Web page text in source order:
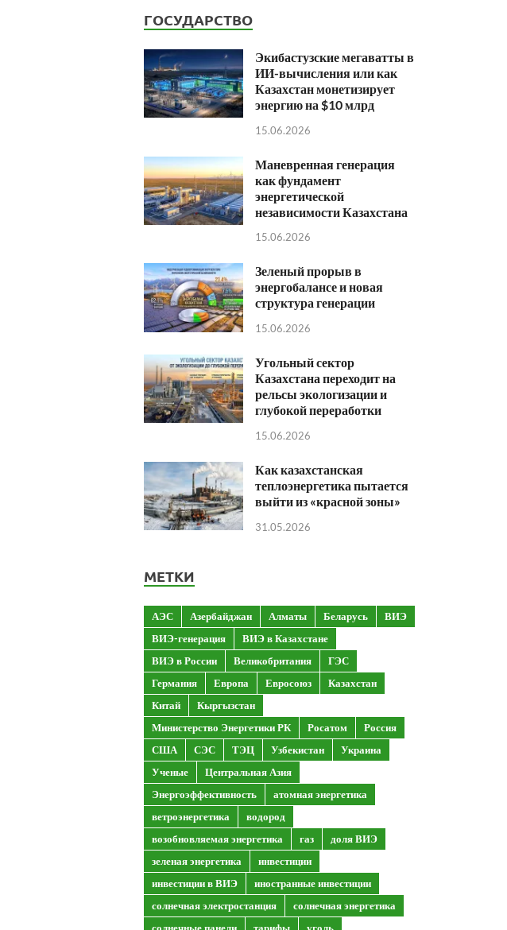
ГОСУДАРСТВО
Экибастузские мегаватты в
ИИ-вычисления или как
Казахстан монетизирует
энергию на $10 млрд
15.06.2026
Маневренная генерация
как фундамент
энергетической
независимости Казахстана
15.06.2026
Зеленый прорыв в
энергобалансе и новая
структура генерации
15.06.2026
Угольный сектор
Казахстана переходит на
рельсы экологизации и
глубокой переработки
15.06.2026
Как казахстанская
теплоэнергетика пытается
выйти из «красной зоны»
31.05.2026
МЕТКИ
АЭС Азербайджан Алматы Беларусь
ВИЭ
ВИЭ-генерация
ВИЭ в Казахстане
ВИЭ в России
Великобритания
ГЭС
Германия
Европа Евросоюз
Казахстан
Китай
Кыргызстан
Министерство Энергетики РК
Росатом
Россия
США
СЭС ТЭЦ Узбекистан
Украина
Ученые
Центральная Азия
Энергоэффективность
атомная энергетика
ветроэнергетика
водород
возобновляемая энергетика
газ
доля ВИЭ
зеленая энергетика
инвестиции
инвестиции в ВИЭ
иностранные инвестиции
солнечная электростанция
солнечная энергетика
солнечные панели
тарифы уголь